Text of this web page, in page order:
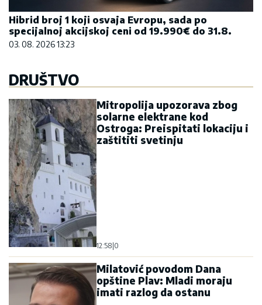
Hibrid broj 1 koji osvaja Evropu, sada po
specijalnoj akcijskoj ceni od 19.990€ do 31.8.
03. 08. 2026 13:23
DRUŠTVO
Mitropolija upozorava zbog
solarne elektrane kod
Ostroga: Preispitati lokaciju i
zaštititi svetinju
12:58 0
Milatović povodom Dana
opštine Plav: Mladi moraju
imati razlog da ostanu